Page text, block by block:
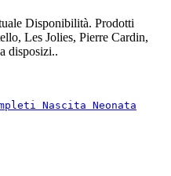
Disponibilità. Prodotti
Les Jolies, Pierre Cardin,
disposizi..
Nascita Neonata